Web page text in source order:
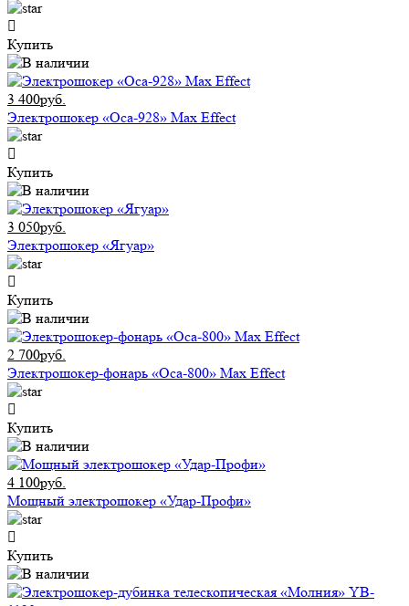
Купить
3 400руб.
Электрошокер «Оса-928» Max Effect
Купить
3 050руб.
Электрошокер «Ягуар»
Купить
2 700руб.
Электрошокер-фонарь «Оса-800» Max Effect
Купить
4 100руб.
Мощный электрошокер «Удар-Профи»
Купить